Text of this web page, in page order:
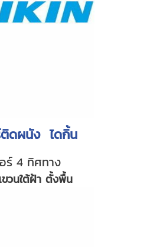
ติดผนัง ไดกิ้น
ร์ 4 ทิศทาง
ขวนใต้ฝ้า ตั้งพื้น